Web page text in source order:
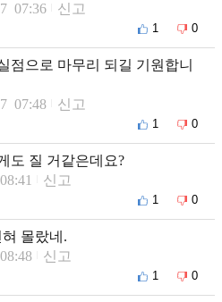
07:36 신고
1 0
점으로 마무리 되길 기원합니
07:48 신고
1 0
도 질 거같은데요?
신고
1 0
몰랐네.
신고
1 0